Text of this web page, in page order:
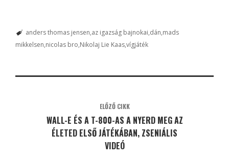
anders thomas jensen az igazság bajnokai dán mads
mikkelsen nicolas bro Nikolaj Lie Kaasvígjáték
ELŐZŐ CIKK
WALL-E ÉS A T-800-AS A NYERD MEG AZ
ÉLETED ELSŐ JÁTÉKÁBAN, ZSENIÁLIS
VIDEÓ